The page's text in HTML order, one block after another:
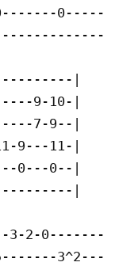
|
9-10-|
7-9--|
9---11-|
0---0--|
|
2-